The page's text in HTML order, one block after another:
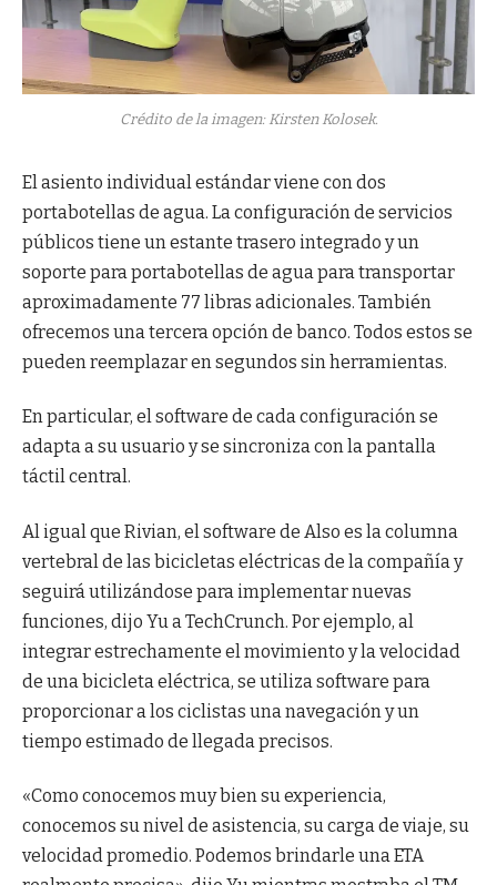
Crédito de la imagen: Kirsten Kolosek.
El asiento individual estándar viene con dos
portabotellas de agua. La configuración de servicios
públicos tiene un estante trasero integrado y un
soporte para portabotellas de agua para transportar
aproximadamente 77 libras adicionales. También
ofrecemos una tercera opción de banco. Todos estos se
pueden reemplazar en segundos sin herramientas.
En particular, el software de cada configuración se
adapta a su usuario y se sincroniza con la pantalla
táctil central.
Al igual que Rivian, el software de Also es la columna
vertebral de las bicicletas eléctricas de la compañía y
seguirá utilizándose para implementar nuevas
funciones, dijo Yu a TechCrunch. Por ejemplo, al
integrar estrechamente el movimiento y la velocidad
de una bicicleta eléctrica, se utiliza software para
proporcionar a los ciclistas una navegación y un
tiempo estimado de llegada precisos.
«Como conocemos muy bien su experiencia,
conocemos su nivel de asistencia, su carga de viaje, su
velocidad promedio. Podemos brindarle una ETA